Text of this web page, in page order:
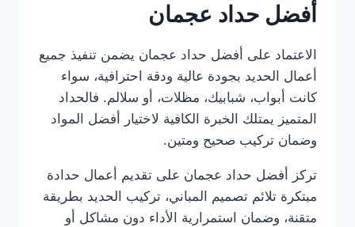
أفضل حداد عجمان
الاعتماد على أفضل حداد عجمان يضمن تنفيذ جميع
أعمال الحديد بجودة عالية ودقة احترافية، سواء
كانت أبواب، شبابيك، مظلات، أو سلالم. فالحداد
المتميز يمتلك الخبرة الكافية لاختيار أفضل المواد
وضمان تركيب صحيح ومتين.
تركز أفضل حداد عجمان على تقديم أعمال حدادة
مبتكرة تلائم تصميم المباني، تركيب الحديد بطريقة
متقنة، وضمان استمرارية الأداء دون مشاكل أو